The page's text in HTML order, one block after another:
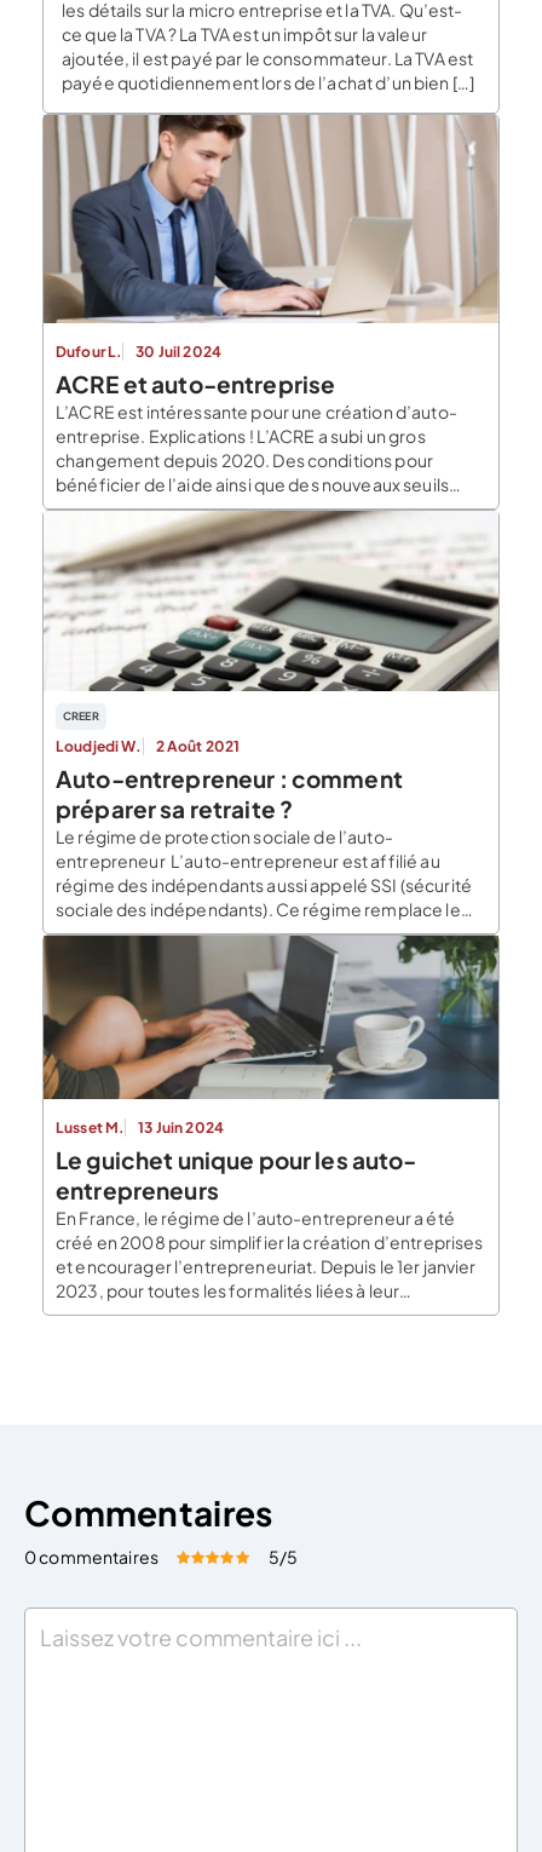
les détails sur la micro entreprise et la TVA. Qu’est-
ce que la TVA ? La TVA est un impôt sur la valeur
ajoutée, il est payé par le consommateur. La TVA est
payée quotidiennement lors de l’achat d’un bien […]
Dufour L. 30 Juil 2024
ACRE et auto-entreprise
L’ACRE est intéressante pour une création d’auto-
entreprise. Explications ! L’ACRE a subi un gros
changement depuis 2020. Des conditions pour
bénéficier de l’aide ainsi que des nouveaux seuils
sont applicables depuis le 1er avril 2020. Qu’est-ce
que l’ACRE ? Comme tous les salariés et les
dirigeants, les auto-entrepreneurs doivent verser
des cotisations sociales pour bénéficier d’une […]
CREER
Loudjedi W. 2 Août 2021
Auto-entrepreneur : comment
préparer sa retraite ?
Le régime de protection sociale de l’auto-
entrepreneur L’auto-entrepreneur est affilié au
régime des indépendants aussi appelé SSI (sécurité
sociale des indépendants). Ce régime remplace le
régime social des indépendants (RSI) depuis 2018.
Ainsi, tous les travailleurs indépendants sont affiliés
au régime de la sécurité sociale des indépendants. Si
vous êtes devenus auto-entrepreneur avant 2019 :
[…]
Lusset M. 13 Juin 2024
Le guichet unique pour les auto-
entrepreneurs
En France, le régime de l’auto-entrepreneur a été
créé en 2008 pour simplifier la création d’entreprises
et encourager l’entrepreneuriat. Depuis le 1er janvier
2023, pour toutes les formalités liées à leur
entreprise, les auto-entrepreneurs doivent
Commentaires
0 commentaires Évaluez cet article:
5/5